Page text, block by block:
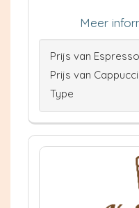
Meer
Prijs van Espresso
Prijs van
Type